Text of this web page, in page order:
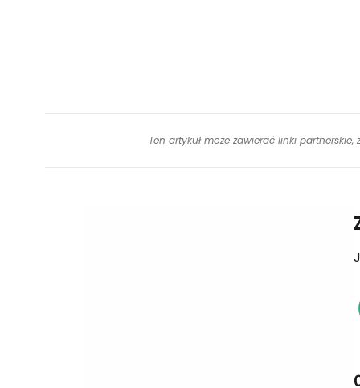
Ten artykuł może zawierać linki